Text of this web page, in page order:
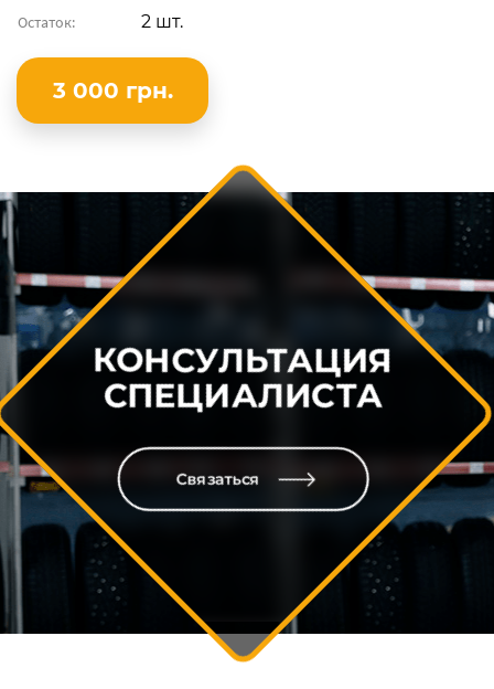
Остаток: 2 шт.
3 000 грн.
КОНСУЛЬТАЦИЯ
СПЕЦИАЛИСТА
Связаться